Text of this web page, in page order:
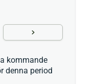
kommande
denna period